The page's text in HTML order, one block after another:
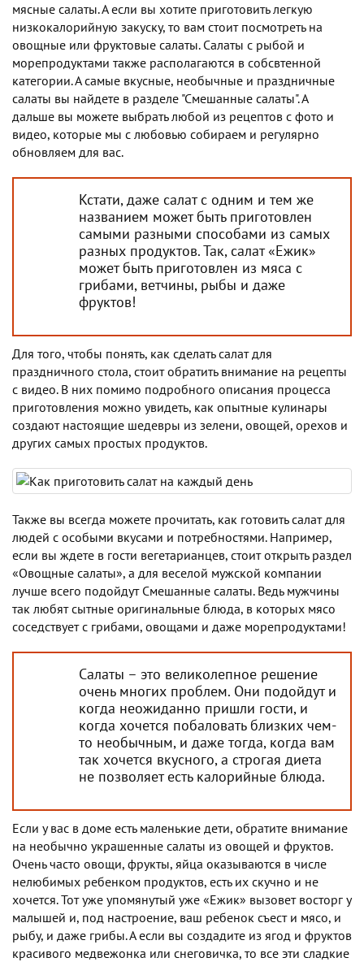
мясные салаты. А если вы хотите приготовить легкую
низкокалорийную закуску, то вам стоит посмотреть на
овощные или фруктовые салаты. Салаты с рыбой и
морепродуктами также располагаются в собсвтенной
категории. А самые вкусные, необычные и праздничные
салаты вы найдете в разделе "Смешанные салаты". А
дальше вы можете выбрать любой из рецептов с фото и
видео, которые мы с любовью собираем и регулярно
обновляем для вас.
Кстати, даже салат с одним и тем же
названием может быть приготовлен
самыми разными способами из самых
разных продуктов. Так, салат «Ежик»
может быть приготовлен из мяса с
грибами, ветчины, рыбы и даже
фруктов!
Для того, чтобы понять, как сделать салат для
праздничного стола, стоит обратить внимание на рецепты
с видео. В них помимо подробного описания процесса
приготовления можно увидеть, как опытные кулинары
создают настоящие шедевры из зелени, овощей, орехов и
других самых простых продуктов.
Также вы всегда можете прочитать, как готовить салат для
людей с особыми вкусами и потребностями. Например,
если вы ждете в гости вегетарианцев, стоит открыть раздел
«Овощные салаты», а для веселой мужской компании
лучше всего подойдут Смешанные салаты. Ведь мужчины
так любят сытные оригинальные блюда, в которых мясо
соседствует с грибами, овощами и даже морепродуктами!
Салаты – это великолепное решение
очень многих проблем. Они подойдут и
когда неожиданно пришли гости, и
когда хочется побаловать близких чем-
то необычным, и даже тогда, когда вам
так хочется вкусного, а строгая диета
не позволяет есть калорийные блюда.
Если у вас в доме есть маленькие дети, обратите внимание
на необычно украшенные салаты из овощей и фруктов.
Очень часто овощи, фрукты, яйца оказываются в числе
нелюбимых ребенком продуктов, есть их скучно и не
хочется. Тот уже упомянутый уже «Ежик» вызовет восторг у
малышей и, под настроение, ваш ребенок съест и мясо, и
рыбу, и даже грибы. А если вы создадите из ягод и фруктов
красивого медвежонка или снеговичка, то все эти сладкие